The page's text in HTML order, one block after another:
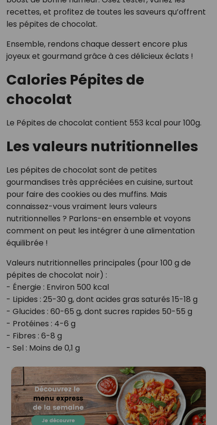
recettes, et profitez de toutes les saveurs qu’offrent
les pépites de chocolat.
Ensemble, rendons chaque dessert encore plus
joyeux et gourmand grâce à ces délicieux éclats !
Calories Pépites de
chocolat
Le Pépites de chocolat contient 553 kcal pour 100g.
Les valeurs nutritionnelles
Les pépites de chocolat sont de petites
gourmandises très appréciées en cuisine, surtout
pour faire des cookies ou des muffins. Mais
connaissez-vous vraiment leurs valeurs
nutritionnelles ? Parlons-en ensemble et voyons
comment on peut les intégrer à une alimentation
équilibrée !
Valeurs nutritionnelles principales (pour 100 g de
pépites de chocolat noir) :
- Énergie : Environ 500 kcal
- Lipides : 25-30 g, dont acides gras saturés 15-18 g
- Glucides : 60-65 g, dont sucres rapides 50-55 g
- Protéines : 4-6 g
- Fibres : 6-8 g
- Sel : Moins de 0,1 g